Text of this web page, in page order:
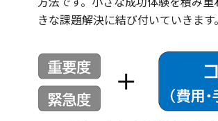
きな課題解決に結び付いていきます。